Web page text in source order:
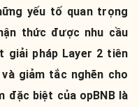
yếu tố quan trọng
thức được nhu cầu
giải pháp Layer 2 tiên
giảm tắc nghẽn cho
đặc biệt của opBNB là